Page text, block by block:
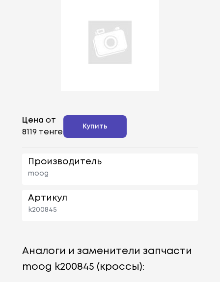
Цена от
8119 тенге
Купить
Производитель
moog
Артикул
k200845
Аналоги и заменители запчасти
moog k200845 (кроссы):